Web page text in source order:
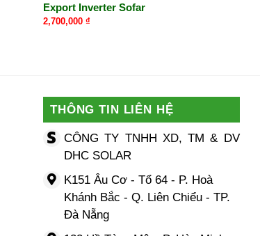
Export Inverter Sofar
2,700,000 ₫
THÔNG TIN LIÊN HỆ
CÔNG TY TNHH XD, TM & DV
DHC SOLAR
K151 Âu Cơ - Tổ 64 - P. Hoà
Khánh Bắc - Q. Liên Chiểu - TP.
Đà Nẵng